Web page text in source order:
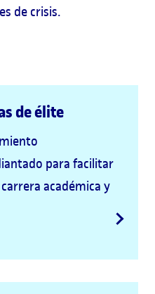
de crisis.
de élite
para facilitar
académica y